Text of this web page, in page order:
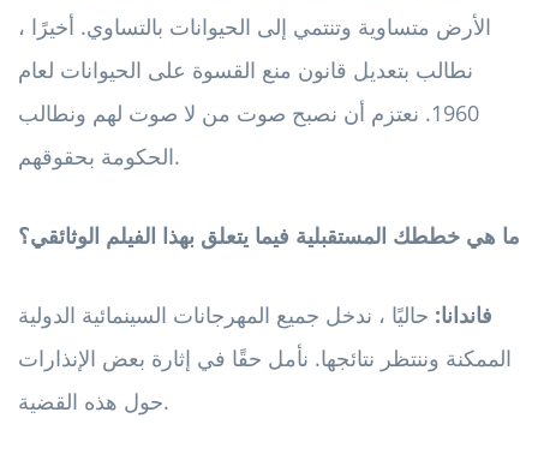
الأرض متساوية وتنتمي إلى الحيوانات بالتساوي. أخيرًا ،
نطالب بتعديل قانون منع القسوة على الحيوانات لعام
1960. نعتزم أن نصبح صوت من لا صوت لهم ونطالب
الحكومة بحقوقهم.
ما هي خططك المستقبلية فيما يتعلق بهذا الفيلم الوثائقي؟
فاندانا: حاليًا ، ندخل جميع المهرجانات السينمائية الدولية
الممكنة وننتظر نتائجها. نأمل حقًا في إثارة بعض الإنذارات
حول هذه القضية.